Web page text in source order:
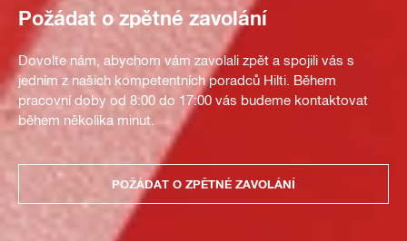
Požádat o zpětné zavolání
Dovolte nám, abychom vám zavolali zpět a spojili vás s
jedním z našich kompetentních poradců Hilti. Během
pracovní doby od 8:00 do 17:00 vás budeme kontaktovat
během několika minut.
POŽÁDAT O ZPĚTNÉ ZAVOLÁNÍ